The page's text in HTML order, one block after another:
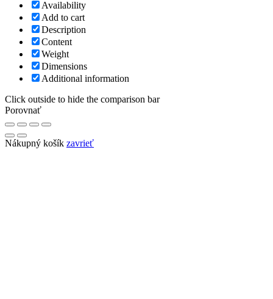
Availability
Add to cart
Description
Content
Weight
Dimensions
Additional information
Click outside to hide the comparison bar
Porovnať
Nákupný košík zavrieť